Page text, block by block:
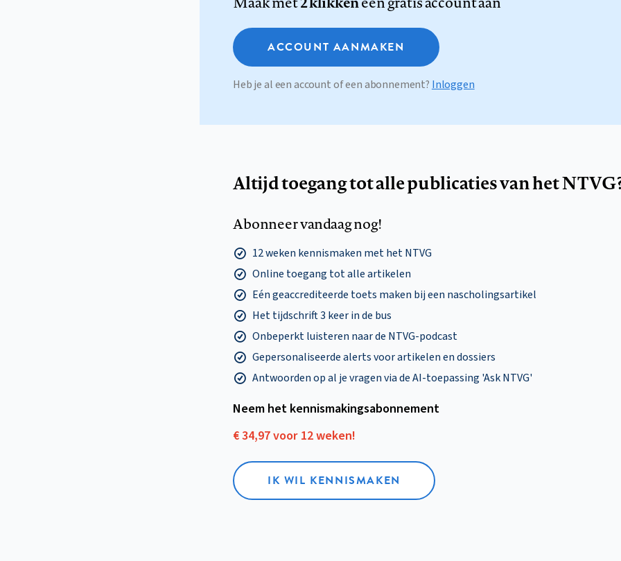
ACCOUNT AANMAKEN
Heb je al een account of een abonnement? Inloggen
Altijd toegang tot alle publicaties van het
Abonneer vandaag nog!
12 weken kennismaken met het NTVG
Online toegang tot alle artikelen
Eén geaccrediteerde toets maken bij een nascholingsartikel
Het tijdschrift 3 keer in de bus
Onbeperkt luisteren naar de NTVG-podcast
Gepersonaliseerde alerts voor artikelen en dossiers
Antwoorden op al je vragen via de AI-toepassing 'Ask NTVG'
Neem het kennismakings­abonnement
€ 34,97 voor 12 weken!
IK WIL KENNISMAKEN